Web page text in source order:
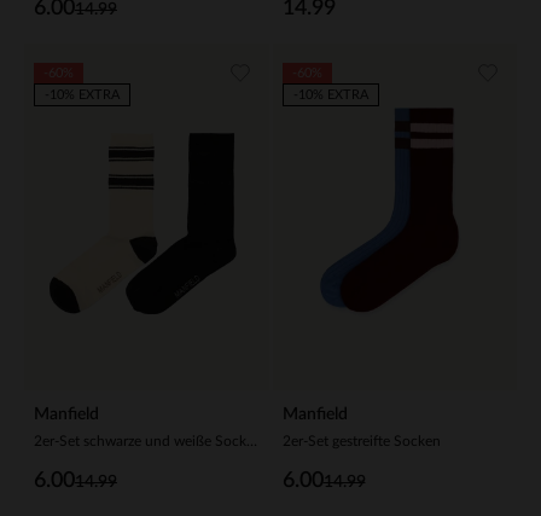
14.99
6.00 14.99
Manfield
14.99
6.00
-10% EXTRA
Manfield
2er-Set gestreifte Socken
14.99
6.00
-10% EXTRA